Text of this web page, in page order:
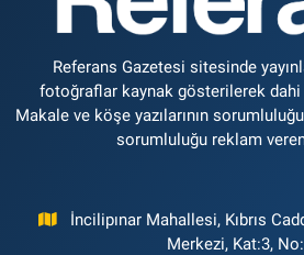
Referans Gazetesi sitesinde
fotoğraflar kaynak gösterilerek dahi
Makale ve köşe yazılarının
sorumluluğu reklam
İncilipınar Mahallesi, Kıbrıs
Merkezi, Kat:3,